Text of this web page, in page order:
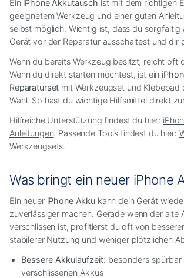
Ein iPhone Akkutausch ist mit dem richtigen
geeignetem Werkzeug und einer guten
selbst möglich. Wichtig ist, dass du sorgfältig
Gerät vor der Reparatur ausschaltest und dir
Wenn du bereits Werkzeug besitzt, reicht oft
Wenn du direkt starten möchtest, ist ein
Reparaturset mit Werkzeugset und Klebepad
Wahl. So hast du wichtige Hilfsmittel direkt
Hilfreiche Unterstützung findest du hier:
Anleitungen. Passende Tools findest du hier:
Werkzeugsets.
Was bringt ein neuer iPhone
Ein neuer iPhone Akkukann dein Gerät
zuverlässiger machen. Gerade wenn der alte
verschlissen ist, profitierst du oft von
stabilerer Nutzung und weniger plötzlichen
Bessere Akkulaufzeit: besonders spürbar
verschlissenen Akkus